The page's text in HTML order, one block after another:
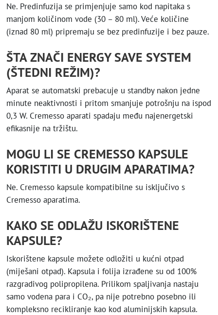
Ne. Predinfuzija se primjenjuje samo kod napitaka s
manjom količinom vode (30 – 80 ml). Veće količine
(iznad 80 ml) pripremaju se bez predinfuzije i bez pauze.
ŠTA ZNAČI ENERGY SAVE SYSTEM
(ŠTEDNI REŽIM)?
Aparat se automatski prebacuje u standby nakon jedne
minute neaktivnosti i pritom smanjuje potrošnju na ispod
0,3 W. Cremesso aparati spadaju među najenergetski
efikasnije na tržištu.
MOGU LI SE CREMESSO KAPSULE
KORISTITI U DRUGIM APARATIMA?
Ne. Cremesso kapsule kompatibilne su isključivo s
Cremesso aparatima.
KAKO SE ODLAŽU ISKORIŠTENE
KAPSULE?
Iskorištene kapsule možete odložiti u kućni otpad
(miješani otpad). Kapsula i folija izrađene su od 100%
razgradivog polipropilena. Prilikom spaljivanja nastaju
samo vodena para i CO₂, pa nije potrebno posebno ili
kompleksno recikliranje kao kod aluminijskih kapsula.